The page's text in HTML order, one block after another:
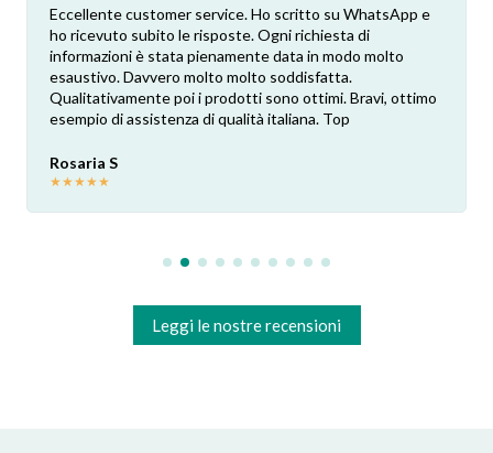
Eccellente customer service. Ho scritto su WhatsApp e
ho ricevuto subito le risposte. Ogni richiesta di
informazioni è stata pienamente data in modo molto
esaustivo. Davvero molto molto soddisfatta.
Qualitativamente poi i prodotti sono ottimi. Bravi, ottimo
esempio di assistenza di qualità italiana. Top
Rosaria S
★★★★★
Leggi le nostre recensioni